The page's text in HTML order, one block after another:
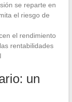
se reparte en
el riesgo de
el rendimiento
rentabilidades
un